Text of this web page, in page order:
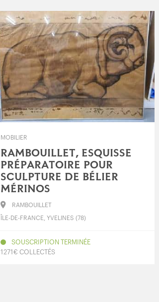
MOBILIER
RAMBOUILLET, ESQUISSE
PRÉPARATOIRE POUR
SCULPTURE DE BÉLIER
MÉRINOS
RAMBOUILLET
ÎLE-DE-FRANCE, YVELINES (78)
SOUSCRIPTION TERMINÉE
1 271 € COLLECTÉS